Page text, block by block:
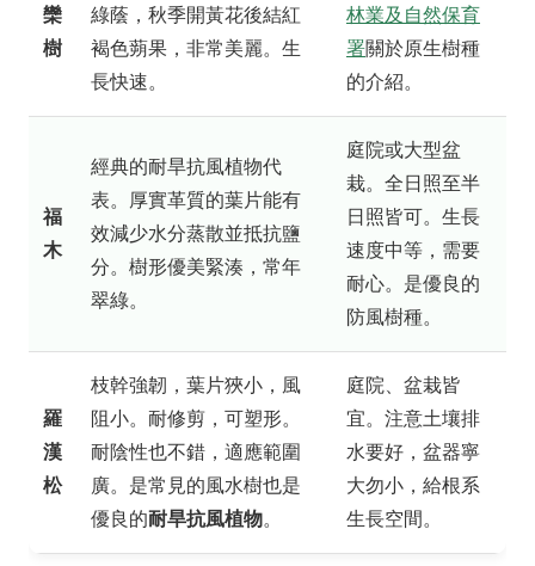
欒
樹
綠蔭，秋季開黃花後結紅
褐色蒴果，非常美麗。生
長快速。
林業及自然保育
署關於原生樹種
的介紹。
福
木
經典的耐旱抗風植物代
表。厚實革質的葉片能有
效減少水分蒸散並抵抗鹽
分。樹形優美緊湊，常年
翠綠。
庭院或大型盆
栽。全日照至半
日照皆可。生長
速度中等，需要
耐心。是優良的
防風樹種。
羅
漢
松
枝幹強韌，葉片狹小，風
阻小。耐修剪，可塑形。
耐陰性也不錯，適應範圍
廣。是常見的風水樹也是
優良的耐旱抗風植物。
庭院、盆栽皆
宜。注意土壤排
水要好，盆器寧
大勿小，給根系
生長空間。